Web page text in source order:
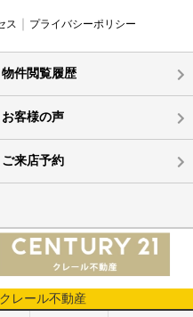
ス プライバシーポリシー
物件閲覧履歴
お客様の声
ご来店予約
レール不動産